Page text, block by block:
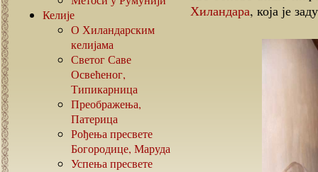
Келије
О Хиландарским
келијама
Светог Саве
Освећеног,
Типикарница
Преображења,
Патерица
Рођења пресвете
Богородице, Маруда
Успења пресвете
Хиландара, која је